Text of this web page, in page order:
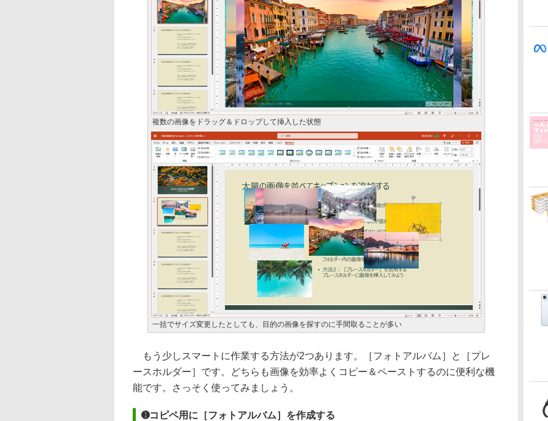
複数の画像をドラッグ＆ドロップして挿入した状態
一括でサイズ変更したとしても、目的の画像を探すのに手間取ることが多い
もう少しスマートに作業する方法が2つあります。［フォトアルバム］と［プレ
ースホルダー］です。どちらも画像を効率よくコピー＆ペーストするのに便利な機
能です。さっそく使ってみましょう。
➊コピペ用に［フォトアルバム］を作成する